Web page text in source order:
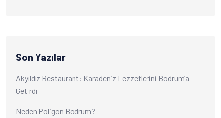
Son Yazılar
Akyıldız Restaurant: Karadeniz Lezzetlerini Bodrum’a
Getirdi
Neden Poligon Bodrum?